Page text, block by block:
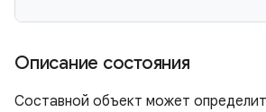
Описание состояния
Составной объект может